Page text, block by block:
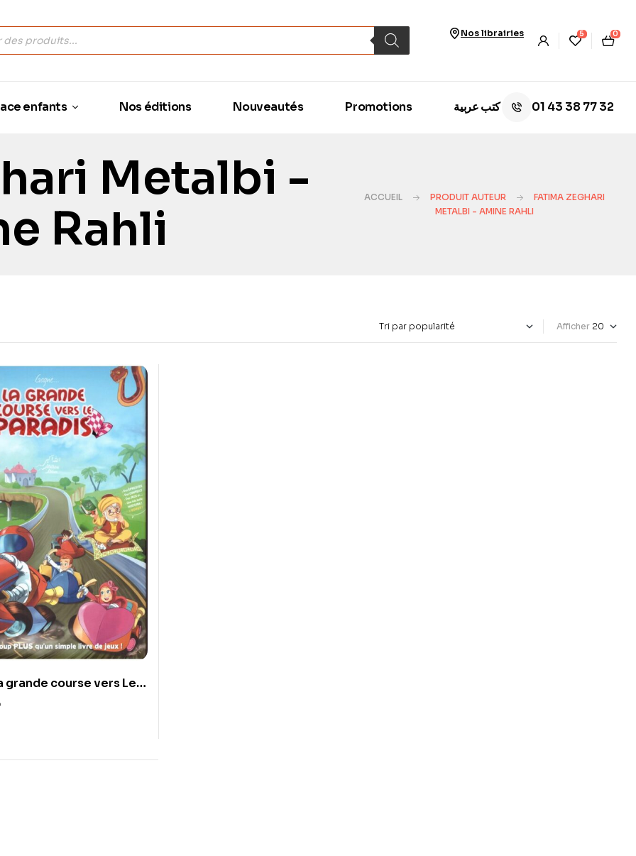
Nos librairies 5 0
enfants Nos éditions Nouveautés Promotions كتب عربية 01 43 38 77 32
Metalbi -
Rahli
ACCUEIL PRODUIT AUTEUR
FATIMA ZEGHARI
METALBI - AMINE RAHLI
Afficher
grande course vers Le